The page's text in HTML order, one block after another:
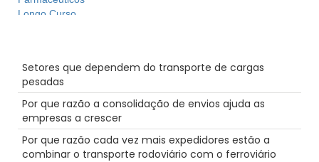
Longo Curso
Inspecções de camiões
Ecommerce
Hora
NTDAW
Férias
recompensas de combustível
empregos de condutor de camião
Setores que dependem do transporte de cargas
pesadas
Por que razão a consolidação de envios ajuda as
empresas a crescer
Por que razão cada vez mais expedidores estão a
combinar o transporte rodoviário com o ferroviário